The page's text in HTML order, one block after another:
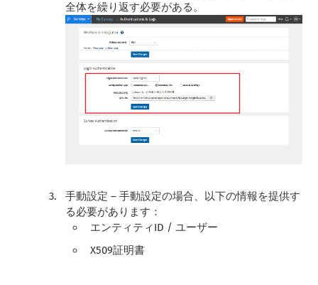
全体を繰り返す必要がある。
手動設定 – 手動設定の場合、以下の情報を提供す
る必要があります：
エンティティID / ユーザー
X509証明書